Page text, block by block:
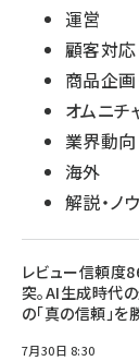
運営
顧客対応
商品企画
オムニチ
業界動向
海外
解説・ノ
レビュー信頼度
突。AI生成時代
の「真の信頼」
7月30日 8:30